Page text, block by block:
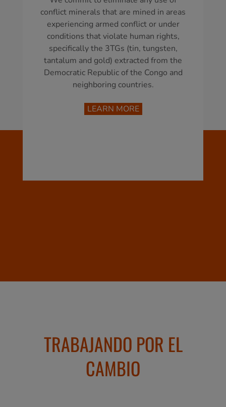
conflict minerals that are mined in areas
experiencing armed conflict or under
conditions that violate human rights,
specifically the 3TGs (tin, tungsten,
tantalum and gold) extracted from the
Democratic Republic of the Congo and
neighboring countries.
LEARN MORE
TRABAJANDO POR EL
CAMBIO